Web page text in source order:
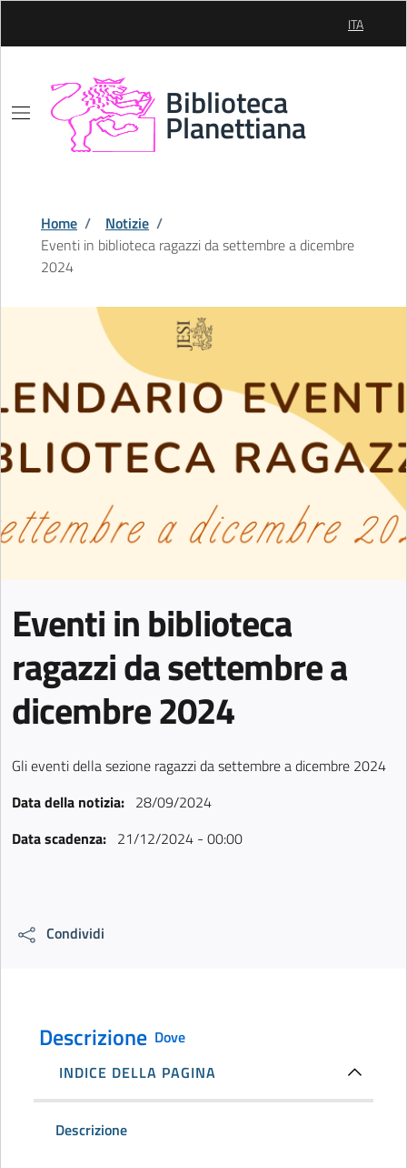
ITA
Biblioteca
Planettiana
Home / Notizie /
Eventi in biblioteca ragazzi da settembre a dicembre
2024
Eventi in biblioteca
ragazzi da settembre a
dicembre 2024
Gli eventi della sezione ragazzi da settembre a dicembre 2024
Data della notizia: 28/09/2024
Data scadenza: 21/12/2024 - 00:00
Condividi
Descrizione Dove
INDICE DELLA PAGINA
Descrizione